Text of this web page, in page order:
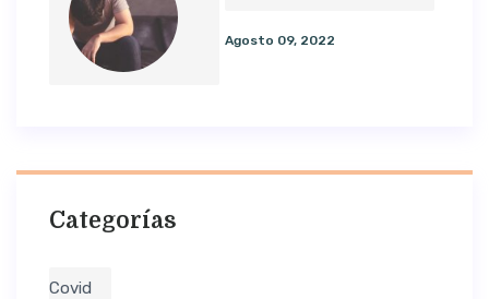
Agosto 09, 2022
Categorías
Covid